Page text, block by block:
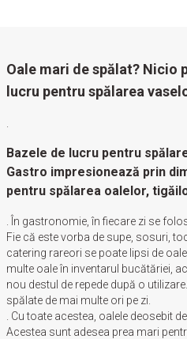
Oale mari de spălat? Nicio
lucru pentru spălarea
Bazele de lucru pentru
Gastro impresionează prin
pentru spălarea oalelor,
. În gastronomie, în fiecare zi se
Fie că este vorba de supe, sosuri,
catering rareori se poate lipsi de
multe oale în inventarul bucătăriei,
nou destul de repede după o
spălate de mai multe ori pe zi.
. Cu toate acestea, oalele deosebit
Acestea sunt adesea prea mari